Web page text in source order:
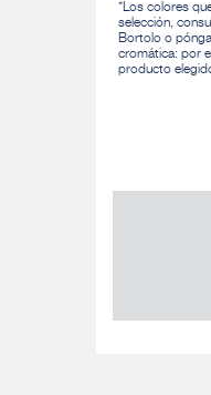
*Los colores
selección,
Bortolo o
cromática: por
producto